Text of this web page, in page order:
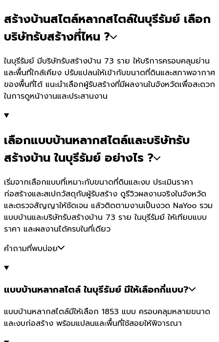
สร้างบ้านสไตล์หลากสไตล์ในบุรีรัมย์ เลือก
บริษัทรับสร้างที่ไหน ?
ในบุรีรัมย์ มีบริษัทรับสร้างบ้าน 73 ราย ให้บริการครอบคลุมย่าน
และพื้นที่ใกล้เคียง ปรับแปลนให้เข้ากับขนาดที่ดินและสภาพอากาศ
ของพื้นที่ได้ แนะนำเลือกผู้รับสร้างที่มีผลงานในจังหวัดเพื่อสะดวก
ในการดูหน้างานและประสานงาน
เลือกแบบบ้านหลากสไตล์และบริษัทรับ
สร้างบ้าน ในบุรีรัมย์ อย่างไร ?
เริ่มจากเลือกแบบที่เหมาะกับขนาดที่ดินและงบ ประเมินราคา
ก่อสร้างและสเปกวัสดุกับผู้รับสร้าง ดูรีวิวผลงานจริงในจังหวัด
และตรวจสัญญาให้ชัดเจน แล้วติดตามงานเป็นงวด NaYoo รวม
แบบบ้านและบริษัทรับสร้างบ้าน 73 ราย ในบุรีรัมย์ ให้เทียบแบบ
ราคา และผลงานได้ครบในที่เดียว
คำถามที่พบบ่อย
แบบบ้านหลากสไตล์ ในบุรีรัมย์ มีให้เลือกกี่แบบ?
แบบบ้านหลากสไตล์มีให้เลือก 1853 แบบ ครอบคลุมหลายขนาด
และงบก่อสร้าง พร้อมแปลนและพื้นที่ใช้สอยให้พิจารณา